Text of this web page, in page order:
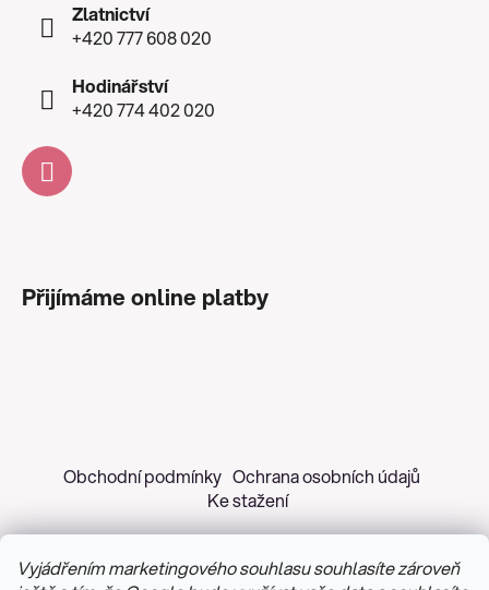
Vyjádřením marketingového souhlasu souhlasíte zároveň
Zlatnictví
+420 777 608 020
Hodinářství
+420 774 402 020
Přijímáme online platby
Obchodní podmínky Ochrana osobních údajů
Ke stažení